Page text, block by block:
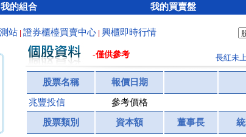
我的組合 我的買賣盤
站 證券櫃檯買賣中心 興櫃即時行情
-僅供參考 長紅未
股票名稱 報價日期
兆豐投信 參考價格
股票類別 資本額 董事長